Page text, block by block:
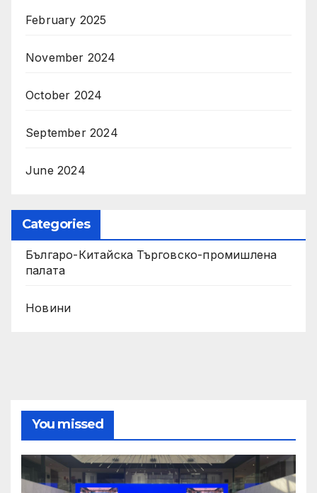
February 2025
November 2024
October 2024
September 2024
June 2024
Categories
Българо-Китайска Търговско-промишлена
палaта
Новини
You missed